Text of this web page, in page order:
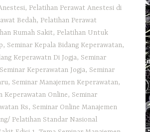
, Pelatihan Perawat Anestesi di
Bedah, Pelatihan Perawat
Rumah Sakit‎, Pelatihan Untuk
, Seminar Kepala Bidang Keperawatan,
Keperawatn Di Jogja, Seminar
Seminar Keperawatan Jogja, Seminar
, Seminar Manajemen Keperawatan,
Keperawatan Online, Seminar
Rs, Seminar Online Manajemen
Pelatihan Standar Nasional